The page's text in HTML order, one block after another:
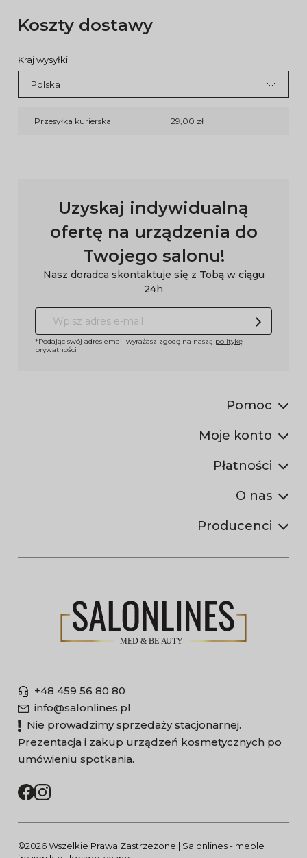
Koszty dostawy
Kraj wysyłki:
Przesyłka kurierska 29,00 zł
Uzyskaj indywidualną
ofertę na urządzenia do
Twojego salonu!
Nasz doradca skontaktuje się z Tobą w ciągu
24h
*Podając swój adres email wyrażasz zgodę na naszą politykę
prywatności
Pomoc
Moje konto
Płatności
O nas
Producenci
+48 459 56 80 80
info@salonlines.pl
Nie prowadzimy sprzedaży stacjonarnej.
Prezentacja i zakup urządzeń kosmetycznych po
umówieniu spotkania.
©2026 Wszelkie Prawa Zastrzeżone | Salonlines - meble